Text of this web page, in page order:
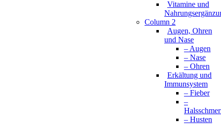
Vitamine und
Column 2
Augen, Ohren
und Nase
– Augen
– Nase
– Ohren
Erkältung und
Immunsystem
– Fieber
–
– Husten